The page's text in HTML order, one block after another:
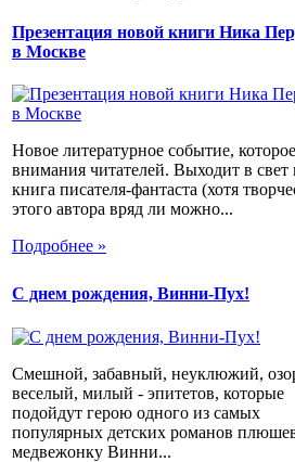
Презентация новой книги Ника
в Москве
Новое литературное событие,
внимания читателей. Выходит в свет
книга писателя-фантаста (хотя
этого автора вряд ли можно...
Подробнее »
С днем рождения, Винни-Пух!
Смешной, забавный, неуклюжий,
веселый, милый - эпитетов, которые
подойдут герою одного из самых
популярных детских романов
медвежонку Винни...